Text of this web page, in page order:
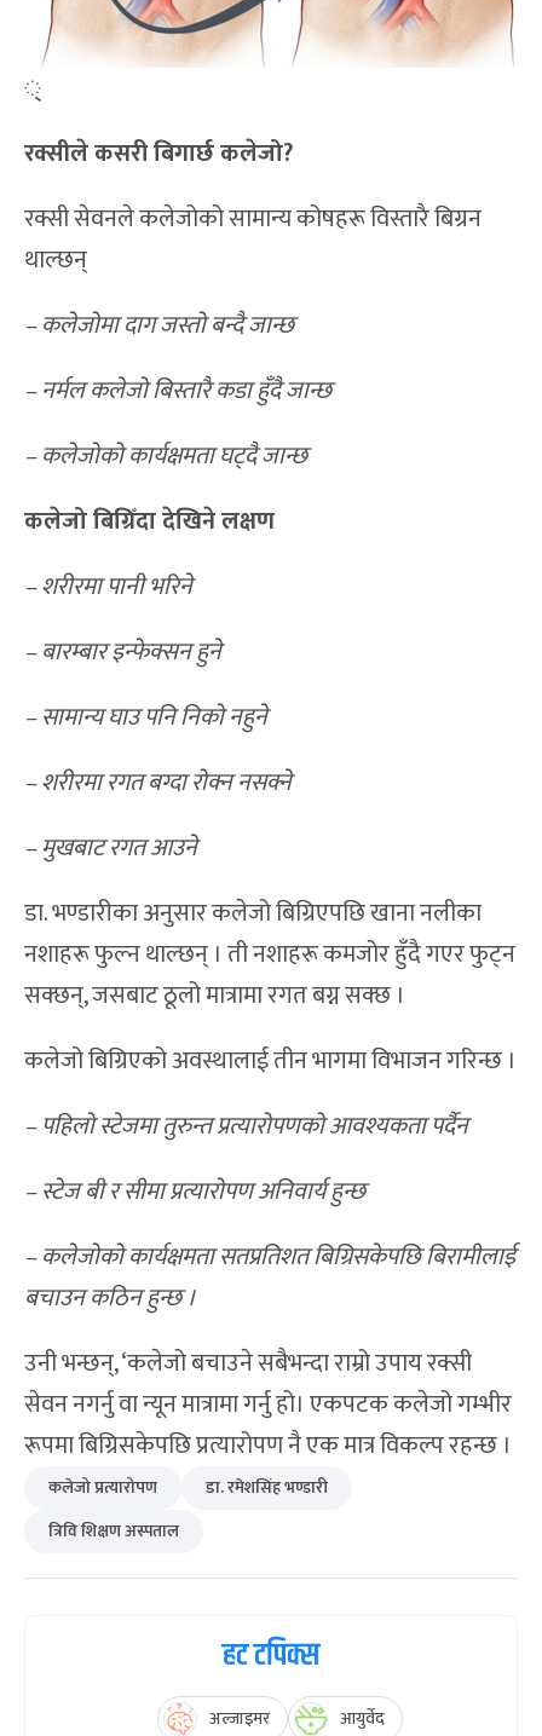
्
रक्सीले कसरी बिगार्छ कलेजो?
रक्सी सेवनले कलेजोको सामान्य कोषहरू विस्तारै बिग्रन
थाल्छन्
– कलेजोमा दाग जस्तो बन्दै जान्छ
– नर्मल कलेजो बिस्तारै कडा हुँदै जान्छ
– कलेजोको कार्यक्षमता घट्दै जान्छ
कलेजो बिग्रिँदा देखिने लक्षण
– शरीरमा पानी भरिने
– बारम्बार इन्फेक्सन हुने
– सामान्य घाउ पनि निको नहुने
– शरीरमा रगत बग्दा रोक्न नसक्ने
– मुखबाट रगत आउने
डा. भण्डारीका अनुसार कलेजो बिग्रिएपछि खाना नलीका
नशाहरू फुल्न थाल्छन् । ती नशाहरू कमजोर हुँदै गएर फुट्न
सक्छन्, जसबाट ठूलो मात्रामा रगत बग्न सक्छ ।
कलेजो बिग्रिएको अवस्थालाई तीन भागमा विभाजन गरिन्छ ।
– पहिलो स्टेजमा तुरुन्त प्रत्यारोपणको आवश्यकता पर्दैन
– स्टेज बी र सीमा प्रत्यारोपण अनिवार्य हुन्छ
– कलेजोको कार्यक्षमता सतप्रतिशत बिग्रिसकेपछि बिरामीलाई
बचाउन कठिन हुन्छ ।
उनी भन्छन्, ‘कलेजो बचाउने सबैभन्दा राम्रो उपाय रक्सी
सेवन नगर्नु वा न्यून मात्रामा गर्नु हो। एकपटक कलेजो गम्भीर
रूपमा बिग्रिसकेपछि प्रत्यारोपण नै एक मात्र विकल्प रहन्छ ।
कलेजो प्रत्यारोपण
डा. रमेशसिंह भण्डारी
त्रिवि शिक्षण अस्पताल
हट टपिक्स
अल्जाइमर आयुर्वेद